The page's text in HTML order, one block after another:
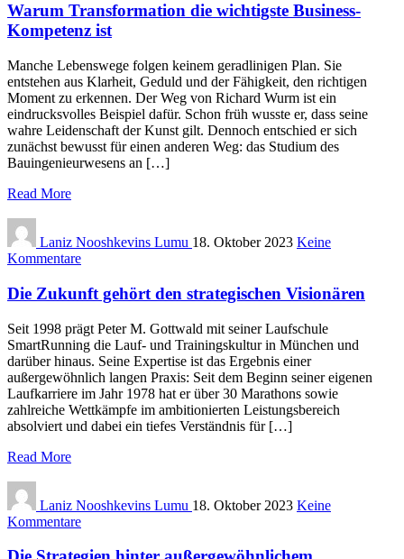
Warum Transformation die wichtigste Business-
Kompetenz ist
Manche Lebenswege folgen keinem geradlinigen Plan. Sie
entstehen aus Klarheit, Geduld und der Fähigkeit, den richtigen
Moment zu erkennen. Der Weg von Richard Wurm ist ein
eindrucksvolles Beispiel dafür. Schon früh wusste er, dass seine
wahre Leidenschaft der Kunst gilt. Dennoch entschied er sich
zunächst bewusst für einen anderen Weg: das Studium des
Bauingenieurwesens an […]
Read More
Laniz Nooshkevins Lumu 18. Oktober 2023 Keine
Kommentare
Die Zukunft gehört den strategischen Visionären
Seit 1998 prägt Peter M. Gottwald mit seiner Laufschule
SmartRunning die Lauf- und Trainingskultur in München und
darüber hinaus. Seine Expertise ist das Ergebnis einer
außergewöhnlich langen Praxis: Seit dem Beginn seiner eigenen
Laufkarriere im Jahr 1978 hat er über 30 Marathons sowie
zahlreiche Wettkämpfe im ambitionierten Leistungsbereich
absolviert und dabei ein tiefes Verständnis für […]
Read More
Laniz Nooshkevins Lumu 18. Oktober 2023 Keine
Kommentare